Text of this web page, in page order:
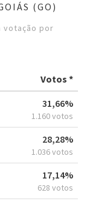
(GO)
votação por
Votos *
31,66%
1.160 votos
28,28%
1.036 votos
17,14%
628 votos